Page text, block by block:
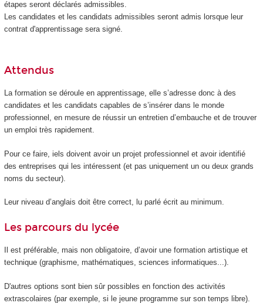
étapes seront déclarés admissibles.
Les candidates et les candidats admissibles seront admis lorsque leur
contrat d'apprentissage sera signé.
Attendus
La formation se déroule en apprentissage, elle s’adresse donc à des
candidates et les candidats capables de s’insérer dans le monde
professionnel, en mesure de réussir un entretien d’embauche et de trouver
un emploi très rapidement.
Pour ce faire, iels doivent avoir un projet professionnel et avoir identifié
des entreprises qui les intéressent (et pas uniquement un ou deux grands
noms du secteur).
Leur niveau d’anglais doit être correct, lu parlé écrit au minimum.
Les parcours du lycée
Il est préférable, mais non obligatoire, d’avoir une formation artistique et
technique (graphisme, mathématiques, sciences informatiques...).
D'autres options sont bien sûr possibles en fonction des activités
extrascolaires (par exemple, si le jeune programme sur son temps libre).